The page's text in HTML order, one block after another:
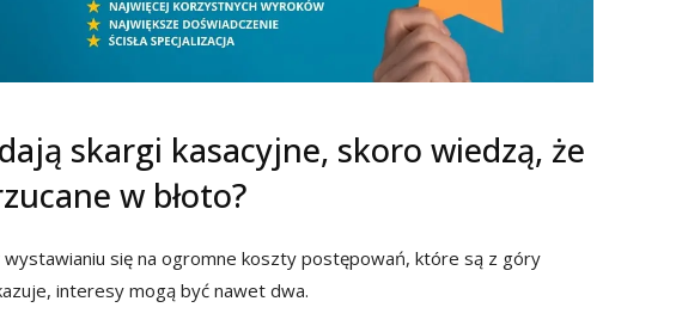
skargi kasacyjne, skoro wiedzą, że
w błoto?
wystawianiu się na ogromne koszty postępowań, które są z góry
interesy mogą być nawet dwa.